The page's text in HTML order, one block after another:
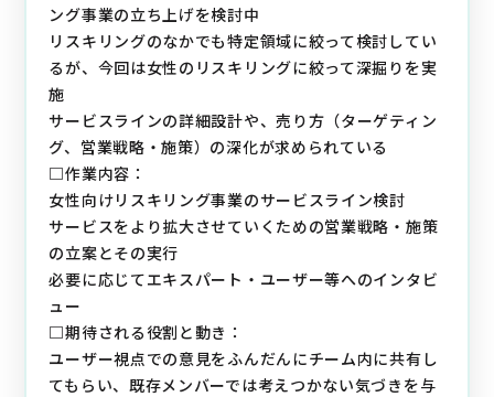
ング事業の立ち上げを検討中
リスキリングのなかでも特定領域に絞って検討してい
るが、今回は女性のリスキリングに絞って深掘りを実
施
サービスラインの詳細設計や、売り方（ターゲティン
グ、営業戦略・施策）の深化が求められている
□作業内容：
女性向けリスキリング事業のサービスライン検討
サービスをより拡大させていくための営業戦略・施策
の立案とその実行
必要に応じてエキスパート・ユーザー等へのインタビ
ュー
□期待される役割と動き：
ユーザー視点での意見をふんだんにチーム内に共有し
てもらい、既存メンバーでは考えつかない気づきを与